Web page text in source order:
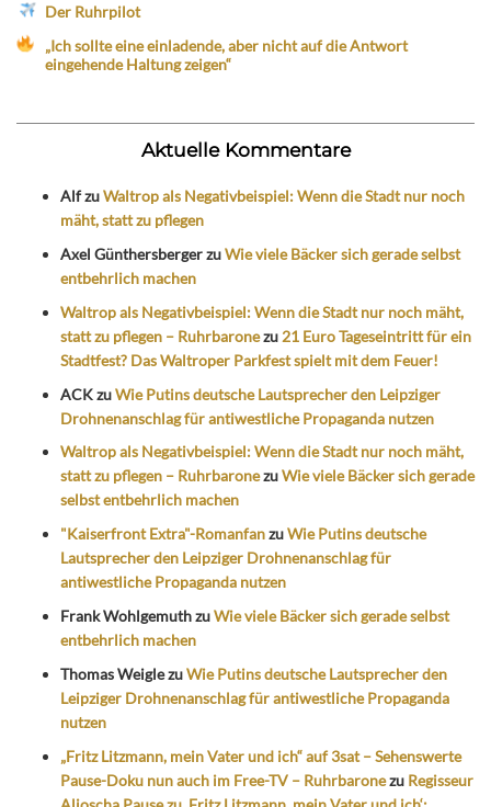
Der Ruhrpilot
„Ich sollte eine einladende, aber nicht auf die Antwort
eingehende Haltung zeigen“
Aktuelle Kommentare
AlfzuWaltrop als Negativbeispiel: Wenn die Stadt nur noch
mäht, statt zu pflegen
Axel GünthersbergerzuWie viele Bäcker sich gerade selbst
entbehrlich machen
Waltrop als Negativbeispiel: Wenn die Stadt nur noch mäht,
statt zu pflegen – Ruhrbaronezu 21 Euro Tageseintritt für ein
Stadtfest? Das Waltroper Parkfest spielt mit dem Feuer!
ACKzuWie Putins deutsche Lautsprecher den Leipziger
Drohnenanschlag für antiwestliche Propaganda nutzen
Waltrop als Negativbeispiel: Wenn die Stadt nur noch mäht,
statt zu pflegen – RuhrbaronezuWie viele Bäcker sich gerade
selbst entbehrlich machen
"Kaiserfront Extra"-RomanfanzuWie Putins deutsche
Lautsprecher den Leipziger Drohnenanschlag für
antiwestliche Propaganda nutzen
Frank WohlgemuthzuWie viele Bäcker sich gerade selbst
entbehrlich machen
Thomas WeiglezuWie Putins deutsche Lautsprecher den
Leipziger Drohnenanschlag für antiwestliche Propaganda
nutzen
„Fritz Litzmann, mein Vater und ich“ auf 3sat – Sehenswerte
Pause-Doku nun auch im Free-TV – Ruhrbaronezu Regisseur